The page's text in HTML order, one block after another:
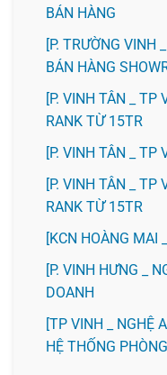
BÁN HÀNG
[P. TRƯỜNG VINH
BÁN HÀNG
[P. VINH TÂN _ TP
RANK TỪ 15TR
[P. VINH TÂN _ TP
[P. VINH TÂN _ TP
RANK TỪ 15TR
️[KCN HOÀNG MAI
️[P. VINH HƯNG _
DOANH
[TP VINH _ NGHỆ
HỆ THỐNG